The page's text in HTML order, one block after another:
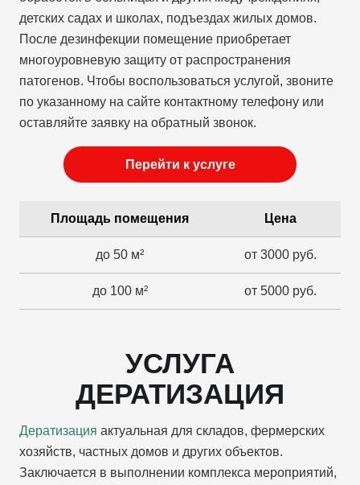
детских садах и школах, подъездах жилых домов.
После дезинфекции помещение приобретает
многоуровневую защиту от распространения
патогенов. Чтобы воспользоваться услугой, звоните
по указанному на сайте контактному телефону или
оставляйте заявку на обратный звонок.
Перейти к услуге
Площадь помещения Цена
до 50 м² от 3000 руб.
до 100 м² от 5000 руб.
УСЛУГА
ДЕРАТИЗАЦИЯ
Дератизация актуальная для складов, фермерских
хозяйств, частных домов и других объектов.
Заключается в выполнении комплекса мероприятий,